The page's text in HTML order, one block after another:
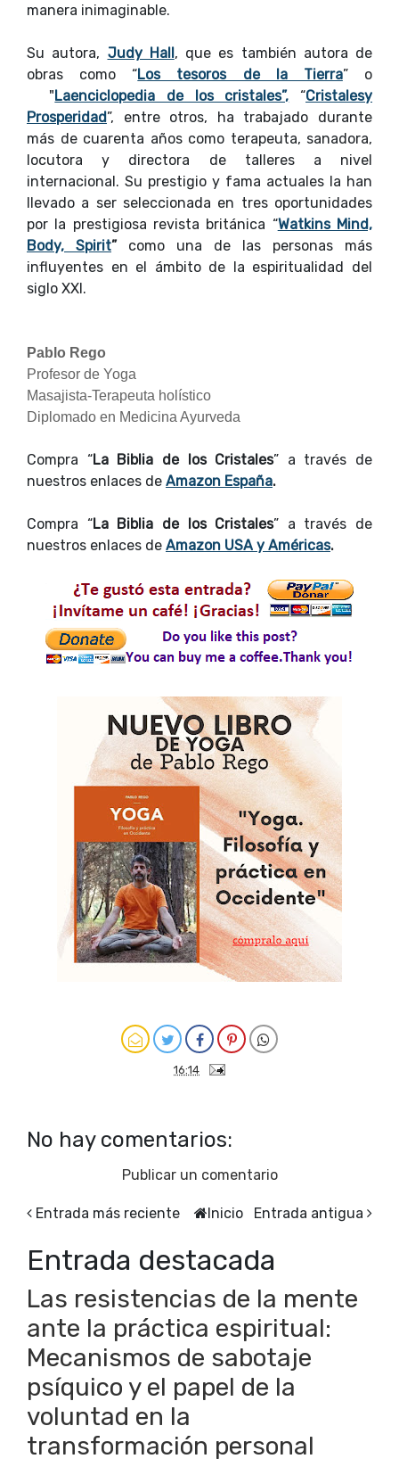
manera inimaginable.
Su autora, Judy Hall, que es también autora de
obras como “Los tesoros de la Tierra” o
"Laenciclopedia de los cristales”, “Cristalesy
Prosperidad”, entre otros, ha trabajado durante
más de cuarenta años como terapeuta, sanadora,
locutora y directora de talleres a nivel
internacional. Su prestigio y fama actuales la han
llevado a ser seleccionada en tres oportunidades
por la prestigiosa revista británica “Watkins Mind,
Body, Spirit”como una de las personas más
influyentes en el ámbito de la espiritualidad del
siglo XXI.
Pablo Rego
Profesor de Yoga
Masajista-Terapeuta holístico
Diplomado en Medicina Ayurveda
Compra “La Biblia de los Cristales” a través de
nuestros enlaces de Amazon España.
Compra “La Biblia de los Cristales” a través de
nuestros enlaces de Amazon USA y Américas.
16:14
No hay comentarios:
Publicar un comentario
Entrada más reciente Entrada antigua
Inicio
Entrada destacada
Las resistencias de la mente
ante la práctica espiritual:
Mecanismos de sabotaje
psíquico y el papel de la
voluntad en la
transformación personal